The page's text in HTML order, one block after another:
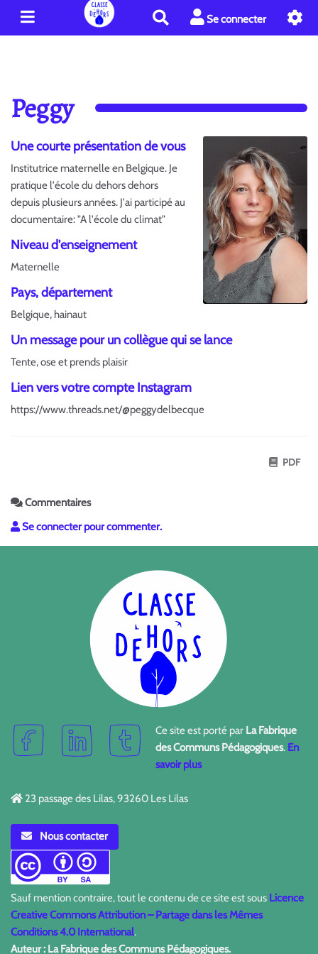
e
c
e
Se connecter
Peggy
Une courte présentation de vous
Institutrice maternelle en Belgique. Je
pratique l'école du dehors dehors
depuis plusieurs années. J'ai participé au
documentaire: "A l'école du climat"
Niveau d'enseignement
Maternelle
Pays, département
Belgique, hainaut
Un message pour un collègue qui se lance
Tente, ose et prends plaisir
Lien vers votre compte Instagram
https://www.threads.net/@peggydelbecque
PDF
Commentaires
Se connecter pour commenter.
Ce site est porté par La Fabrique
des Communs Pédagogiques. En
savoir plus
23 passage des Lilas, 93260 Les Lilas
Nous contacter
Sauf mention contraire, tout le contenu de ce site est sous Licence
Creative Commons Attribution – Partage dans les Mêmes
Conditions 4.0 International.
Auteur : La Fabrique des Communs Pédagogiques.